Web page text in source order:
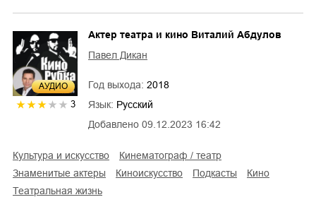
AУДИО
3
Добавлено 09.12.2023 16:42
Актер театра и кино Виталий Абдулов
Павел Дикан
Год выхода: 2018
Язык: Русский
культура и искусство
кинематограф / театр
знаменитые актеры
киноискусство подкасты
кино
театральная жизнь